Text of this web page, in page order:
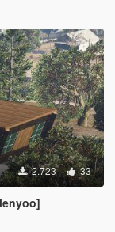
2.723 33